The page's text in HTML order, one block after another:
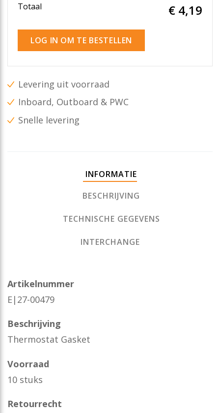
Totaal € 4,19
LOG IN OM TE BESTELLEN
Levering uit voorraad
Inboard, Outboard & PWC
Snelle levering
INFORMATIE
BESCHRIJVING
TECHNISCHE GEGEVENS
INTERCHANGE
Artikelnummer
E|27-00479
Beschrijving
Thermostat Gasket
Voorraad
10 stuks
Retourrecht